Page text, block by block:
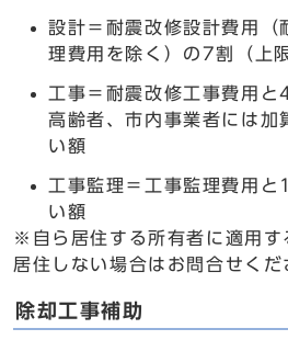
設計＝耐震改修設計費用（
理費用を除く）の7割（上
工事＝耐震改修工事費用と
高齢者、市内事業者には加
い額
工事監理＝工事監理費用
い額
※自ら居住する所有者に適用す
居住しない場合はお問合せくだ
除却工事補助